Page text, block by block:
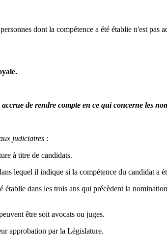
dont la compétence a été établie n'est
de rendre compte en ce qui concerne les
judiciaires :
à titre de candidats.
lequel il indique si la compétence du candidat a
dans les trois ans qui précèdent la
être soit avocats ou juges.
approbation par la Législature.